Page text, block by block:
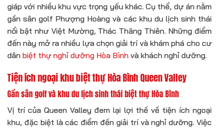
giáp với nhiều khu vực trọng yếu khác. Cụ thể, dự án nằm
gần sân golf Phượng Hoàng và các khu du lịch sinh thái
nổi bật như Việt Mường, Thác Thăng Thiên. Những điểm
đến này mở ra nhiều lựa chọn giải trí và khám phá cho cư
dân biệt thự nghỉ dưỡng Hòa Bình và khách nghỉ dưỡng.
Tiện ích ngoại khu biệt thự Hòa Bình Queen Valley
Gần sân golf và khu du lịch sinh thái biệt thự Hòa Bình
Vị trí của Queen Valley đem lại lợi thế về tiện ích ngoại
khu, đặc biệt là các điểm đến giải trí và nghỉ dưỡng. Việc